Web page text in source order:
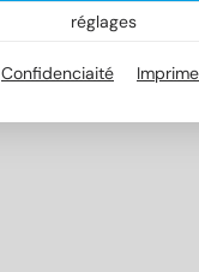
réglages
Confidenciaité